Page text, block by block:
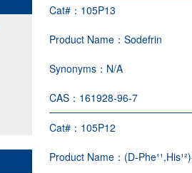
Cat#： 105P13
Product Name：Sodefrin
Synonyms： N/A
CAS： 161928-96-7
Cat#： 105P12
Product Name： (D-